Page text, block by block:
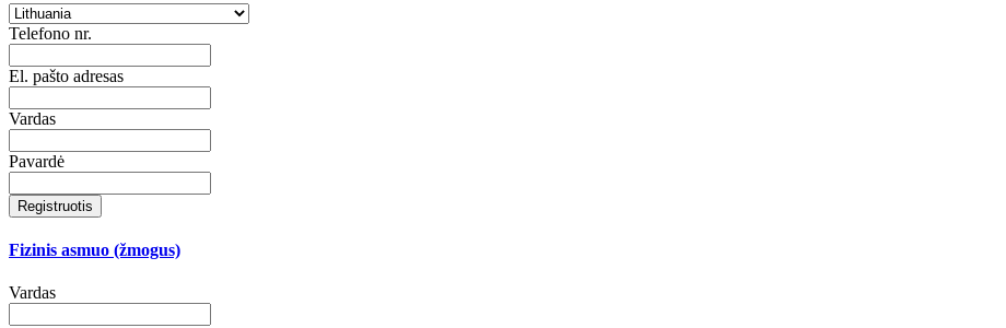
Telefono nr.
El. pašto adresas
Vardas
Pavardė
Registruotis
Fizinis asmuo (žmogus)
Vardas